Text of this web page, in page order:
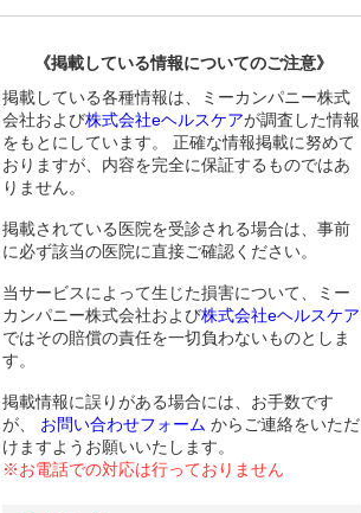
《掲載している情報についてのご注意》
掲載している各種情報は、ミーカンパニー株式
会社および株式会社eヘルスケアが調査した情報
をもとにしています。 正確な情報掲載に努めて
おりますが、内容を完全に保証するものではあ
りません。
掲載されている医院を受診される場合は、事前
に必ず該当の医院に直接ご確認ください。
当サービスによって生じた損害について、ミー
カンパニー株式会社および株式会社eヘルスケア
ではその賠償の責任を一切負わないものとしま
す。
掲載情報に誤りがある場合には、お手数です
が、
お問い合わせフォーム からご連絡をいただ
けますようお願いいたします。
※お電話での対応は行っておりません